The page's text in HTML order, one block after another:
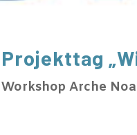
Projekttag
Workshop Arche